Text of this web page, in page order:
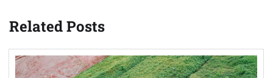
Related Posts